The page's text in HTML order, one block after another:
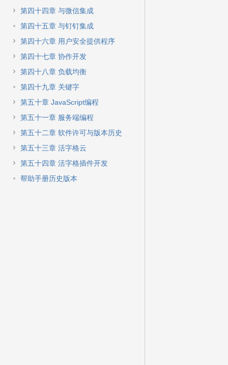
第四十四章 与微信集成
第四十五章 与钉钉集成
第四十六章 用户安全提供程序
第四十七章 协作开发
第四十八章 负载均衡
第四十九章 关键字
第五十章 JavaScript编程
第五十一章 服务端编程
第五十二章 软件许可与版本历史
第五十三章 活字格云
第五十四章 活字格插件开发
帮助手册历史版本